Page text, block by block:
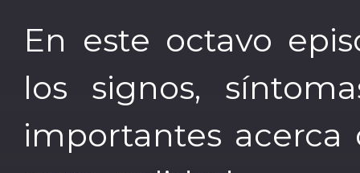
En este octavo
los signos,
importantes